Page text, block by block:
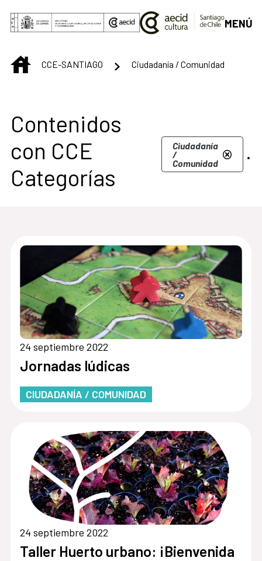
Saltar al contenido principal
MENÚ
INICIOCCE-SANTIAGO Ciudadanía / Comunidad
Centro Cultural de
Contenidos
con CCE
Categorías
Ciudadanía
/
Comunidad .
24 septiembre 2022
Jornadas lúdicas
CIUDADANÍA / COMUNIDAD
24 septiembre 2022
Taller Huerto urbano: ¡Bienvenida